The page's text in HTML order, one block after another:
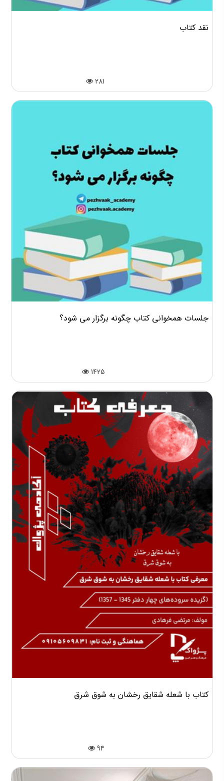
نقد کتاب
281
جلسات همخوانی کتاب چگونه برگزار می شود؟
1425
کتاب با شعله شقایق رخشان به شوق شرق
94